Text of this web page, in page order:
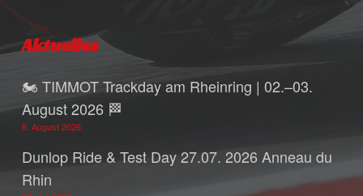
Aktuelles
🏍️ TIMMOT Trackday am Rheinring | 02.–03.
August 2026 🏁
6. August 2026
Dunlop Ride & Test Day 27.07. 2026 Anneau du
Rhin